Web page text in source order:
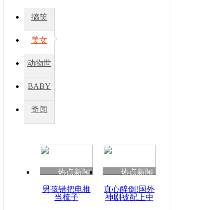
四川兴文苗乡上万人欢
度苗族花山节
搞笑
美女
动物世
BABY
秀
奇闻
热点新闻
男孩错把电推
当梳子
热点新闻
真心醉倒!国外
神剧被配上中